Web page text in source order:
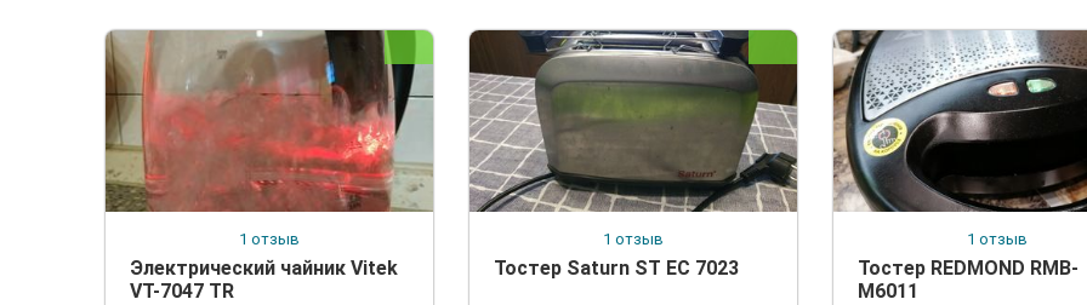
1 отзыв
Электрический чайник Vitek
VT-7047 TR
1 отзыв
Тостер Saturn ST EC 7023
1 отзыв
Тостер REDMOND RMB-
M6011